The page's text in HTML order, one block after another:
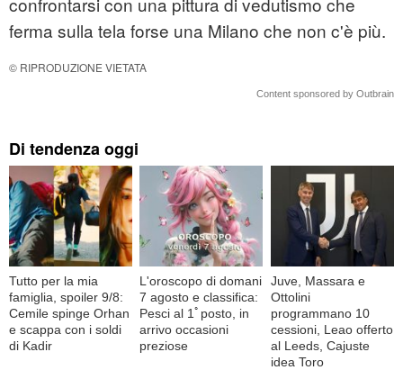
ferma sulla tela forse una Milano che non c'è più.
© RIPRODUZIONE VIETATA
Content sponsored by Outbrain
Di tendenza oggi
Tutto per la mia
famiglia, spoiler 9/8:
Cemile spinge Orhan
e scappa con i soldi
di Kadir
L'oroscopo di domani
7 agosto e classifica:
Pesci al 1ﾟposto, in
arrivo occasioni
preziose
Juve, Massara e
Ottolini
programmano 10
cessioni, Leao offerto
al Leeds, Cajuste
idea Toro